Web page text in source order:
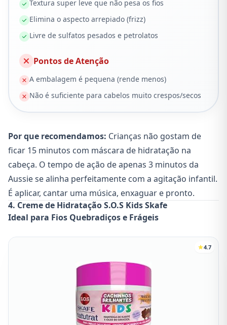
Textura super leve que não pesa os fios
Elimina o aspecto arrepiado (frizz)
Livre de sulfatos pesados e petrolatos
Pontos de Atenção
A embalagem é pequena (rende menos)
Não é suficiente para cabelos muito crespos/secos
Por que recomendamos: Crianças não gostam de
ficar 15 minutos com máscara de hidratação na
cabeça. O tempo de ação de apenas 3 minutos da
Aussie se alinha perfeitamente com a agitação infantil.
É aplicar, cantar uma música, enxaguar e pronto.
4. Creme de Hidratação S.O.S Kids Skafe
Ideal para Fios Quebradiços e Frágeis
4.7